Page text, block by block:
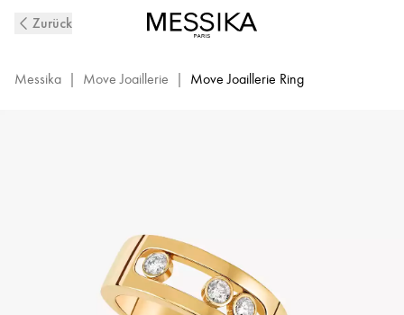
Move
Zurück
Messika | Move Joaillerie | Move Joaillerie Ring